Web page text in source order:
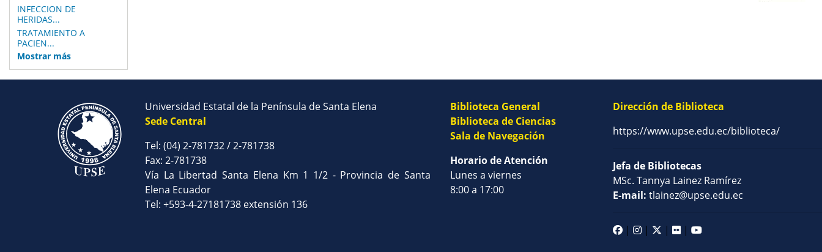
INFECCION DE
HERIDAS...
TRATAMIENTO A
PACIEN...
Mostrar más
Universidad Estatal de la Península de Santa Elena
Sede Central
Tel: (04) 2-781732 / 2-781738
Fax: 2-781738
Vía La Libertad Santa Elena Km 1 1/2 - Provincia de Santa
Elena Ecuador
Tel: +593-4-27181738 extensión 136
Biblioteca General
Biblioteca de Ciencias
Sala de Navegación
Horario de Atención
Lunes a viernes
8:00 a 17:00
Dirección de Biblioteca
https://www.upse.edu.ec/biblioteca/
Jefa de Bibliotecas
MSc. Tannya Lainez Ramírez
E-mail: tlainez@upse.edu.ec
| | | |